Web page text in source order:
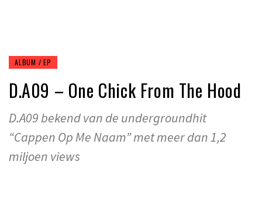
ALBUM / EP
D.A09 – One Chick From The Hood
D.A09 bekend van de undergroundhit
“Cappen Op Me Naam” met meer dan 1,2
miljoen views